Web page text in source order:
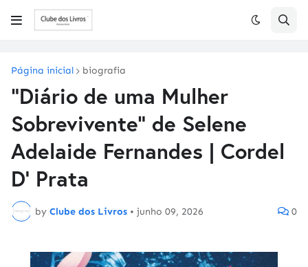
Página inicial biografia
"Diário de uma Mulher
Sobrevivente" de Selene
Adelaide Fernandes | Cordel
D' Prata
by Clube dos Livros • junho 09, 2026 0